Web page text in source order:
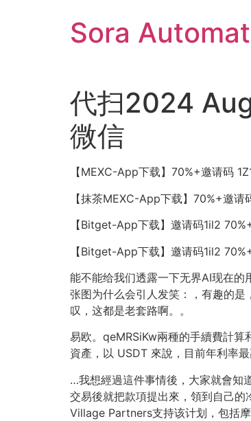
Sora
代扫2024
微信
【MEXC-App下载】70%+邀请码
【抹茶MEXC-App下载】70%+邀
【Bitget-App下载】邀请码1il2
【Bitget-App下载】邀请码1il2
能不能给我们透露一下无界AI现在
张图为什么会引人发笑：，有趣的
叹，这都是老套路啊。。
易欧。qeMRSiKw兩種的手續費計
資產，以 USDT 來說，目前年利率
…我想經過這件事情後，大家就會知
交易後就把款項提出來，領到自己
Village Partners支持该计划，包括